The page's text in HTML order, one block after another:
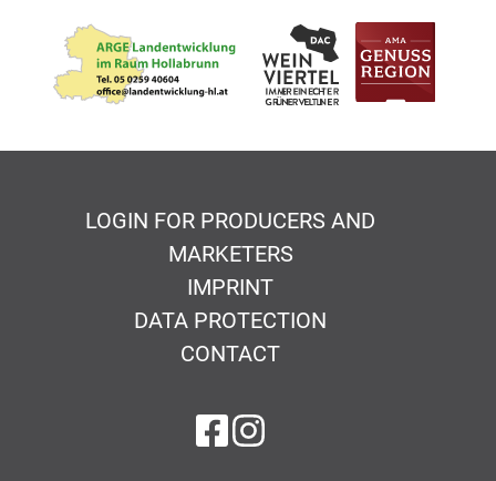
LOGIN FOR PRODUCERS AND
MARKETERS
IMPRINT
DATA PROTECTION
CONTACT
on Facebook
on Instagram